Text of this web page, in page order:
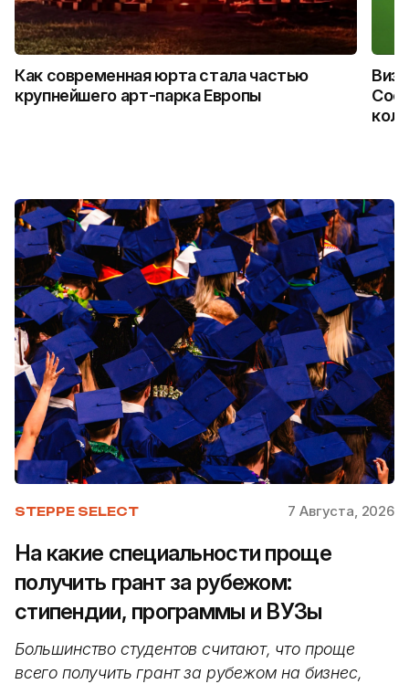
Как современная юрта стала частью
крупнейшего арт-парка Европы
STEPPE SELECT 7 Августа, 2026
На какие специальности проще
получить грант за рубежом:
стипендии, программы и ВУЗы
Большинство студентов считают, что проще
всего получить грант за рубежом на бизнес,